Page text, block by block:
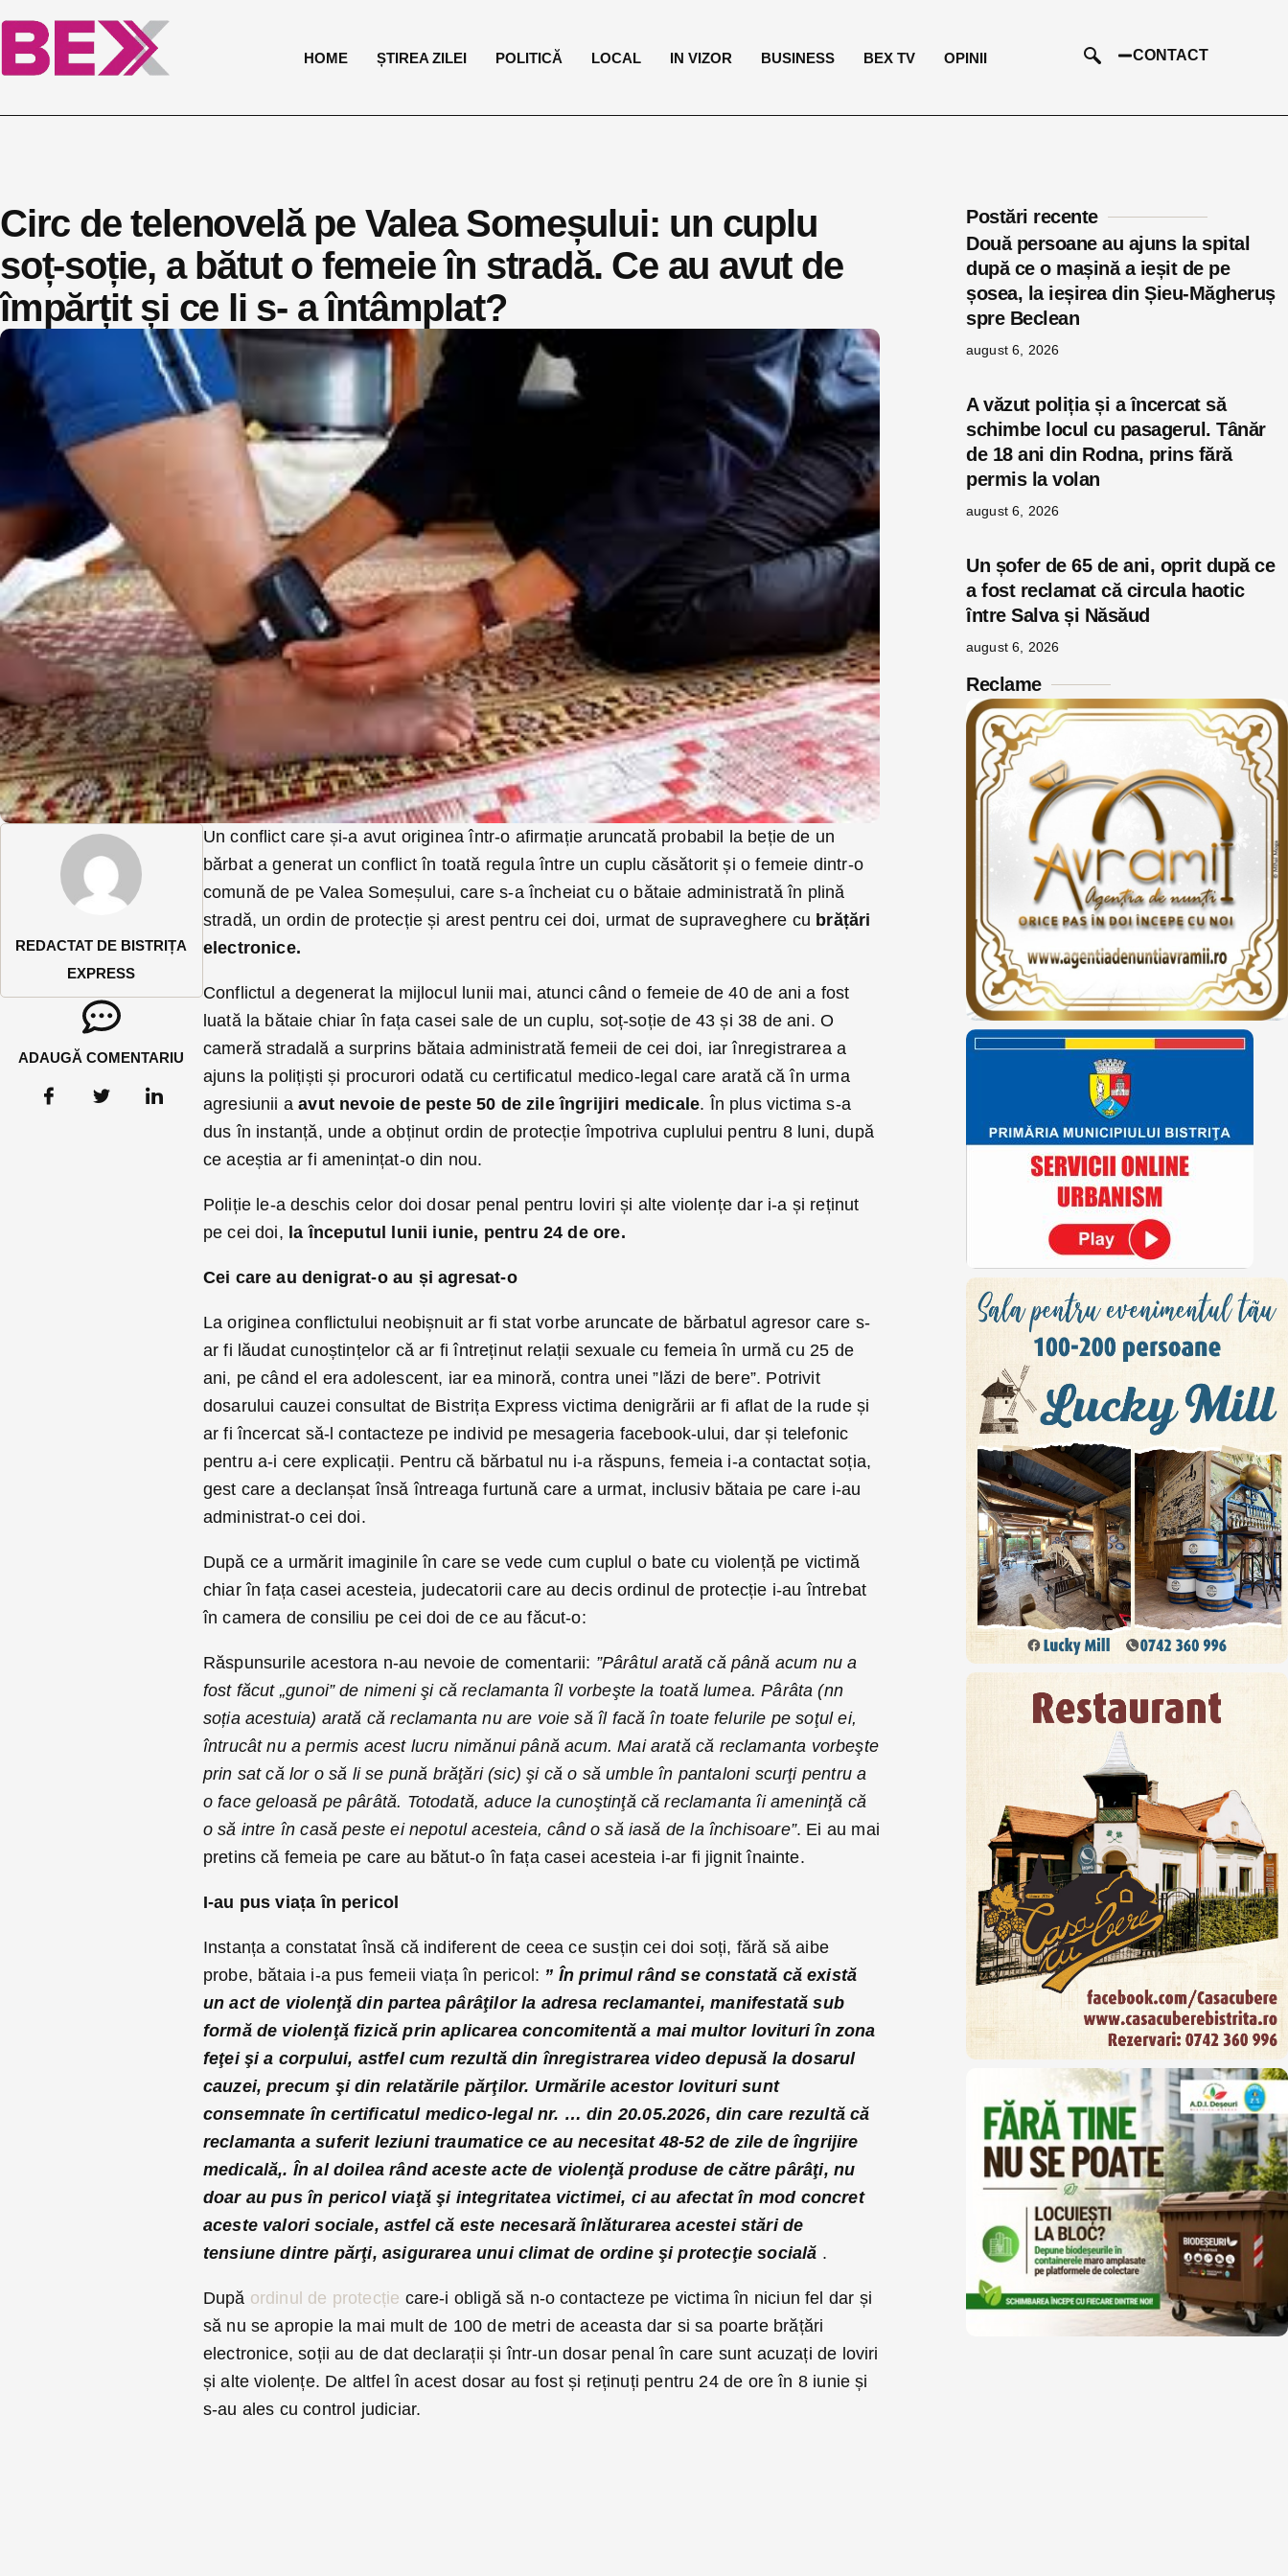
HOME ȘTIREA ZILEI POLITICĂ LOCAL IN VIZOR BUSINESS BEX TV OPINII CONTACT
Circ de telenovelă pe Valea Someșului: un cuplu
soț-soție, a bătut o femeie în stradă. Ce au avut de
împărțit și ce li s- a întâmplat?
REDACTAT DE BISTRIȚA
EXPRESS
ADAUGĂ COMENTARIU
Un conflict care și-a avut originea într-o afirmație aruncată probabil la beție de un
bărbat a generat un conflict în toată regula între un cuplu căsătorit și o femeie dintr-o
comună de pe Valea Someșului, care s-a încheiat cu o bătaie administrată în plină
stradă, un ordin de protecție și arest pentru cei doi, urmat de supraveghere cu brățări
electronice.
Conflictul a degenerat la mijlocul lunii mai, atunci când o femeie de 40 de ani a fost
luată la bătaie chiar în fața casei sale de un cuplu, soț-soție de 43 și 38 de ani. O
cameră stradală a surprins bătaia administrată femeii de cei doi, iar înregistrarea a
ajuns la polițiști și procurori odată cu certificatul medico-legal care arată că în urma
agresiunii a avut nevoie de peste 50 de zile îngrijiri medicale. În plus victima s-a
dus în instanță, unde a obținut ordin de protecție împotriva cuplului pentru 8 luni, după
ce aceștia ar fi amenințat-o din nou.
Poliție le-a deschis celor doi dosar penal pentru loviri și alte violențe dar i-a și reținut
pe cei doi, la începutul lunii iunie, pentru 24 de ore.
Cei care au denigrat-o au și agresat-o
La originea conflictului neobișnuit ar fi stat vorbe aruncate de bărbatul agresor care s-
ar fi lăudat cunoștințelor că ar fi întreținut relații sexuale cu femeia în urmă cu 25 de
ani, pe când el era adolescent, iar ea minoră, contra unei ”lăzi de bere”. Potrivit
dosarului cauzei consultat de Bistrița Express victima denigrării ar fi aflat de la rude și
ar fi încercat să-l contacteze pe individ pe mesageria facebook-ului, dar și telefonic
pentru a-i cere explicații. Pentru că bărbatul nu i-a răspuns, femeia i-a contactat soția,
gest care a declanșat însă întreaga furtună care a urmat, inclusiv bătaia pe care i-au
administrat-o cei doi.
După ce a urmărit imaginile în care se vede cum cuplul o bate cu violență pe victimă
chiar în fața casei acesteia, judecatorii care au decis ordinul de protecție i-au întrebat
în camera de consiliu pe cei doi de ce au făcut-o:
Răspunsurile acestora n-au nevoie de comentarii: ”Pârâtul arată că până acum nu a
fost făcut „gunoi” de nimeni şi că reclamanta îl vorbeşte la toată lumea. Pârâta (nn
soția acestuia) arată că reclamanta nu are voie să îl facă în toate felurile pe soţul ei,
întrucât nu a permis acest lucru nimănui până acum. Mai arată că reclamanta vorbeşte
prin sat că lor o să li se pună brăţări (sic) şi că o să umble în pantaloni scurţi pentru a
o face geloasă pe pârâtă. Totodată, aduce la cunoştinţă că reclamanta îi ameninţă că
o să intre în casă peste ei nepotul acesteia, când o să iasă de la închisoare”. Ei au mai
pretins că femeia pe care au bătut-o în fața casei acesteia i-ar fi jignit înainte.
I-au pus viața în pericol
Instanța a constatat însă că indiferent de ceea ce susțin cei doi soți, fără să aibe
probe, bătaia i-a pus femeii viața în pericol: ” În primul rând se constată că există
un act de violenţă din partea pârâţilor la adresa reclamantei, manifestată sub
formă de violenţă fizică prin aplicarea concomitentă a mai multor lovituri în zona
feţei şi a corpului, astfel cum rezultă din înregistrarea video depusă la dosarul
cauzei, precum şi din relatările părţilor. Urmările acestor lovituri sunt
consemnate în certificatul medico-legal nr. … din 20.05.2026, din care rezultă că
reclamanta a suferit leziuni traumatice ce au necesitat 48-52 de zile de îngrijire
medicală,. În al doilea rând aceste acte de violenţă produse de către pârâţi, nu
doar au pus în pericol viaţă şi integritatea victimei, ci au afectat în mod concret
aceste valori sociale, astfel că este necesară înlăturarea acestei stări de
tensiune dintre părţi, asigurarea unui climat de ordine şi protecţie socială .
După ordinul de protecție care-i obligă să n-o contacteze pe victima în niciun fel dar și
să nu se apropie la mai mult de 100 de metri de aceasta dar si sa poarte brățări
electronice, soții au de dat declarații și într-un dosar penal în care sunt acuzați de loviri
și alte violențe. De altfel în acest dosar au fost și reținuți pentru 24 de ore în 8 iunie și
s-au ales cu control judiciar.
Postări recente
Două persoane au ajuns la spital
după ce o mașină a ieșit de pe
șosea, la ieșirea din Șieu-Măgheruș
spre Beclean
august 6, 2026
A văzut poliția și a încercat să
schimbe locul cu pasagerul. Tânăr
de 18 ani din Rodna, prins fără
permis la volan
august 6, 2026
Un șofer de 65 de ani, oprit după ce
a fost reclamat că circula haotic
între Salva și Năsăud
august 6, 2026
Reclame